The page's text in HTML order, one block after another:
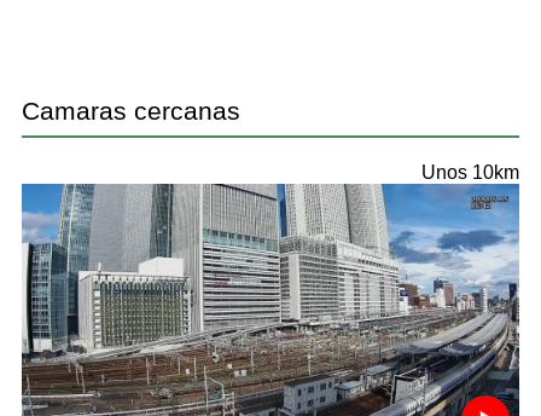
Camaras cercanas
Unos 10km